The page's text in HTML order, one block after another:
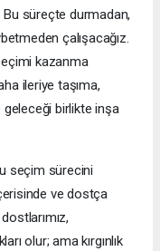
Bu süreçte durmadan,
çalışacağız.
kazanma
ileriye taşıma,
birlikte inşa
seçim sürecini
ve dostça
olur; ama kırgınlık